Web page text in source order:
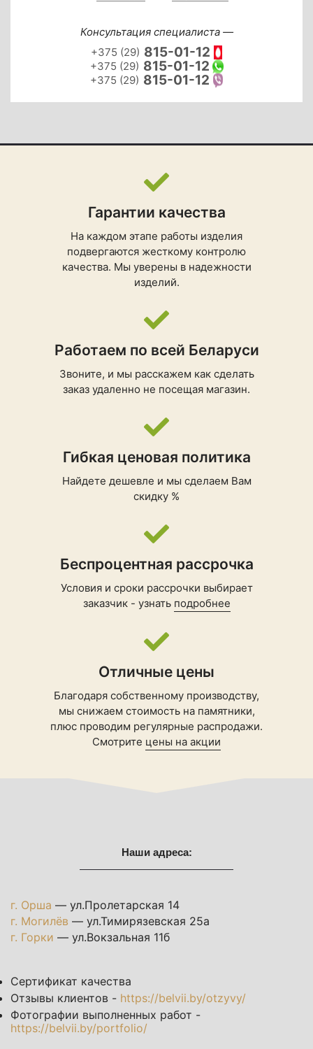
Консультация специалиста —
+375 (29) 815-01-12
+375 (29) 815-01-12
+375 (29) 815-01-12
Гарантии качества
На каждом этапе работы изделия
подвергаются жесткому контролю
качества. Мы уверены в надежности
изделий.
Работаем по всей Беларуси
Звоните, и мы расскажем как сделать
заказ удаленно не посещая магазин.
Гибкая ценовая политика
Найдете дешевле и мы сделаем Вам
скидку %
Беспроцентная рассрочка
Условия и сроки рассрочки выбирает
заказчик - узнать подробнее
Отличные цены
Благодаря собственному производству,
мы снижаем стоимость на памятники,
плюс проводим регулярные распродажи.
Смотрите цены на акции
Наши адреса:
г. Орша — ул.Пролетарская 14
г. Могилёв — ул.Тимирязевская 25а
г. Горки — ул.Вокзальная 11б
Сертификат качества
Отзывы клиентов - https://belvii.by/otzyvy/
Фотографии выполненных работ -
https://belvii.by/portfolio/